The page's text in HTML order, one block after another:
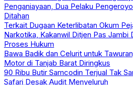
Penganiayaan, Dua Pelaku
Ditahan
Terkait Dugaan Keterlibatan Okum
Narkotika, Kakanwil Ditjen Pas Jambi
Proses Hukum
Bawa Badik dan Celurit untuk
Motor di Tanjab Barat Diringkus
90 Ribu Butir Samcodin Terjual Tak
Safari Desak Audit Menyeluruh